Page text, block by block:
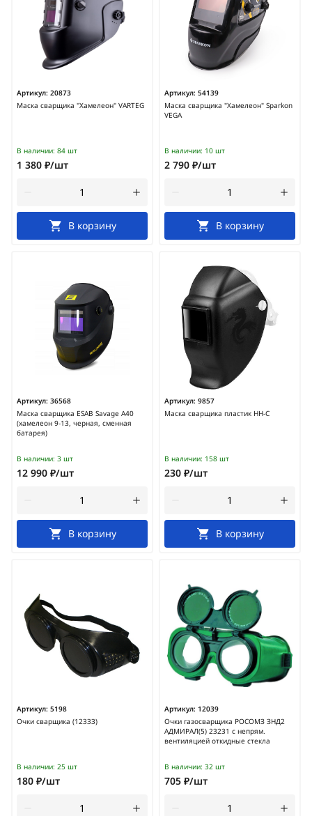
Артикул: 20873
Маска сварщика "Хамелеон" VARTEG
В наличии: 84 шт
1 380 ₽/шт
В корзину
Артикул: 54139
Маска сварщика "Хамелеон" Sparkon
VEGA
В наличии: 10 шт
2 790 ₽/шт
В корзину
Артикул: 36568
Маска сварщика ESAB Savage A40
(хамелеон 9-13, черная, сменная
батарея)
В наличии: 3 шт
12 990 ₽/шт
В корзину
Артикул: 9857
Маска сварщика пластик НН-С
В наличии: 158 шт
230 ₽/шт
В корзину
Артикул: 5198
Очки сварщика (12333)
В наличии: 25 шт
180 ₽/шт
Артикул: 12039
Очки газосварщика РОСОМЗ ЗНД2
АДМИРАЛ(5) 23231 с непрям.
вентиляцией откидные стекла
В наличии: 32 шт
705 ₽/шт